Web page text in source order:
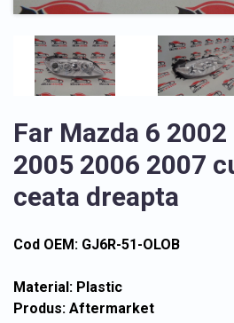
Far Mazda 6
2005 2006 2007
ceata dreapta
Cod OEM: GJ6R-51-OLOB
Material: Plastic
Produs: Aftermarket